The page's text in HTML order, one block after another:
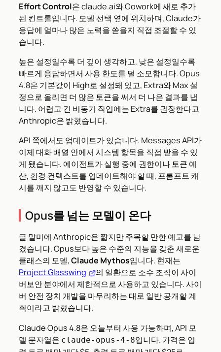
Effort Control은 claude.ai와 Cowork에 새로 추가
된 컨트롤입니다. 모델 선택 옆에 위치하며, Claude가
응답에 얼마나 많은 노력을 쏟을지 직접 조절할 수 있
습니다.
높은 설정일수록 더 깊이 생각하고, 낮은 설정일수록
빠르게 응답하면서 사용 한도를 덜 소모합니다. Opus
4.8은 기본값이 High로 설정돼 있고, Extra와 Max 설
정으로 올리면 더 많은 토큰을 써서 더 나은 결과를 냅
니다. 어렵고 긴 비동기 작업에는 Extra를 권장한다고
Anthropic은 밝혔습니다.
API 쪽에서도 업데이트가 있습니다. Messages API가
이제 대화 배열 안에서 시스템 항목을 직접 받을 수 있
게 됐습니다. 에이전트가 실행 중에 권한이나 토큰 예
산, 환경 컨텍스트를 업데이트해야 할 때, 프롬프트 캐
시를 깨지 않고도 반영할 수 있습니다.
Opus를 넘는 모델이 온다
글 말미에 Anthropic은 짧지만 주목할 만한 예고를 남
겼습니다. Opus보다 높은 수준의 지능을 갖춘 새로운
클래스의 모델,Claude Mythos입니다. 현재는
Project Glasswing
의 일환으로 소수 조직이 사이
버보안 분야에서 제한적으로 사용하고 있습니다. 사이
버 안전 장치 개발을 마무리하는 대로 일반 공개할 계
획이라고 밝혔습니다.
Claude Opus 4.8은 오늘부터 사용 가능하며, API 모
델 문자열은 claude-opus-4-8입니다. 가격은 입